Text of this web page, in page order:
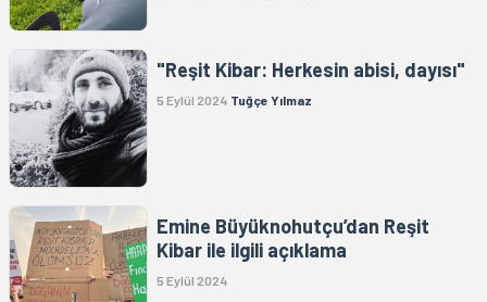
"Reşit Kibar: Herkesin abisi, dayısı"
5 Eylül 2024 Tuğçe Yılmaz
Emine Büyüknohutçu’dan Reşit
Kibar ile ilgili açıklama
5 Eylül 2024